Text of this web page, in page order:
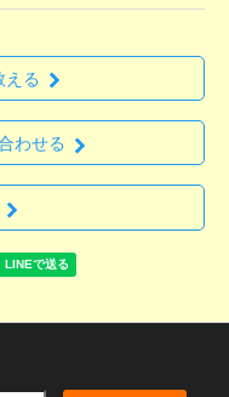
える
わせる